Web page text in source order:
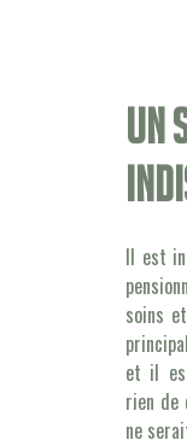
Un
Il est
soins
et il
rien de
ne